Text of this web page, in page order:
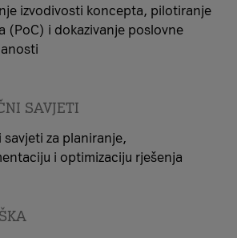
izvodivosti koncepta, pilotiranje
(PoC) i dokazivanje poslovne
SAVJETI
savjeti za planiranje,
i optimizaciju rješenja